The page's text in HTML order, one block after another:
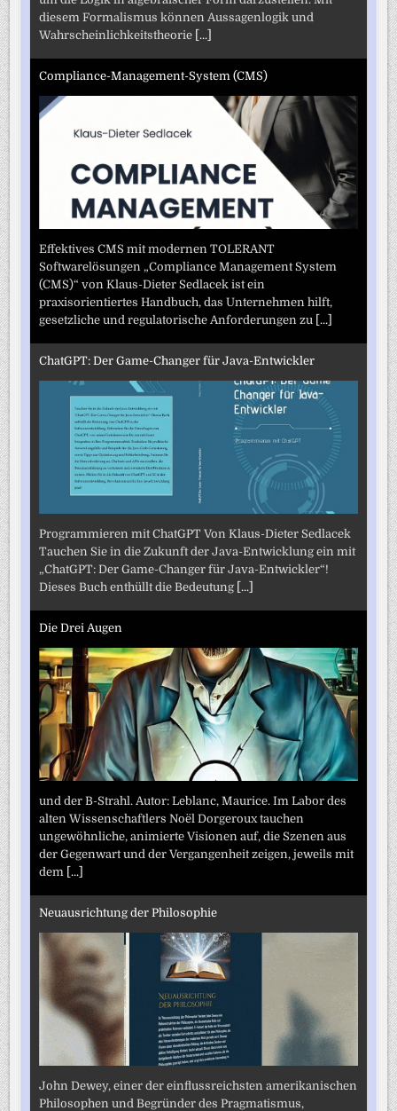
diesem Formalismus können Aussagenlogik und
Wahrscheinlichkeitstheorie [...]
Compliance-Management-System (CMS)
Effektives CMS mit modernen TOLERANT
Softwarelösungen „Compliance Management System
(CMS)“ von Klaus-Dieter Sedlacek ist ein
praxisorientiertes Handbuch, das Unternehmen hilft,
gesetzliche und regulatorische Anforderungen zu [...]
ChatGPT: Der Game-Changer für Java-Entwickler
Programmieren mit ChatGPT Von Klaus-Dieter Sedlacek
Tauchen Sie in die Zukunft der Java-Entwicklung ein mit
„ChatGPT: Der Game-Changer für Java-Entwickler“!
Dieses Buch enthüllt die Bedeutung [...]
Die Drei Augen
und der B-Strahl. Autor: Leblanc, Maurice. Im Labor des
alten Wissenschaftlers Noël Dorgeroux tauchen
ungewöhnliche, animierte Visionen auf, die Szenen aus
der Gegenwart und der Vergangenheit zeigen, jeweils mit
dem [...]
Neuausrichtung der Philosophie
John Dewey, einer der einflussreichsten amerikanischen
Philosophen und Begründer des Pragmatismus,